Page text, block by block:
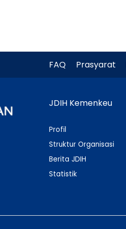
FAQ Prasyarat
JDIH Kemenkeu
Profil
Struktur Organisasi
Berita JDIH
Statistik